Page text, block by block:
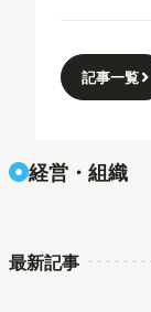
記事一覧
経営・組織
最新記事